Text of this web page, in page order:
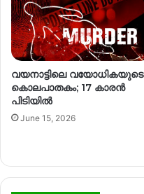
വയനാട്ടിലെ വയോധികയുടെ
കൊലപാതകം; 17 കാരൻ
പിടിയിൽ
June 15, 2026